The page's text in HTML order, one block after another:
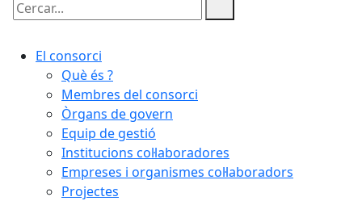
Cercar:
El consorci
Què és ?
Membres del consorci
Òrgans de govern
Equip de gestió
Institucions col·laboradores
Empreses i organismes col·laboradors
Projectes